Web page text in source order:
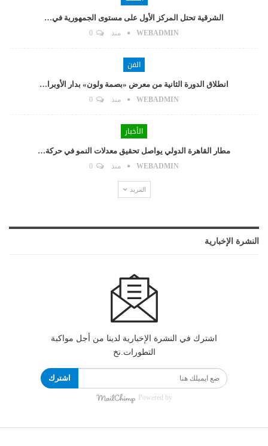
الشرقية تحتل المركز الأول على مستوى الجمهورية في…
WEBADMIN منذ
الفن
انطلاق الدورة الثانية من معرض «بصمة ولون» بدار الأوبرا…
WEBADMIN منذ
الأخبار
مطار القاهرة الدولي يواصل تحقيق معدلات النمو في حركة…
WEBADMIN منذ
المزيد
النشرة الإخبارية
اشترك في النشرة الإخبارية لدينا من أجل مواكبة
التطورات.نخ
اشترك
Powered by